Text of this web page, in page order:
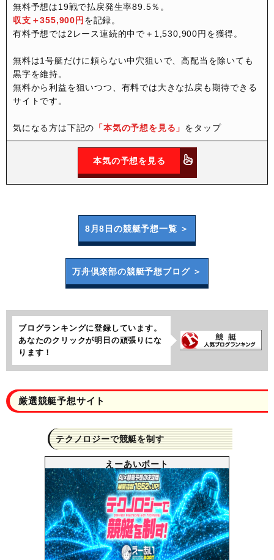
無料予想は19戦で払戻発生率89.5％。
収支＋355,900円 を記録。
有料予想では2レース連続的中で＋1,530,900円を獲得。
無料は1号艇だけに頼らない中穴狙いで、高配当を除いても
黒字を維持。
無料から利益を狙いつつ、有料では大きな払戻も期待できる
サイトです。
気になる方は下記の 「本気の予想を見る」 をタップ
本気の予想を見る
8月8日の競艇予想一覧 ＞
万舟倶楽部の競艇予想ブログ ＞
ブログランキングに登録しています。
あなたのクリックが明日の頑張りにな
ります！
厳選競艇予想サイト
テクノロジーで競艇を制す
えーあいボート